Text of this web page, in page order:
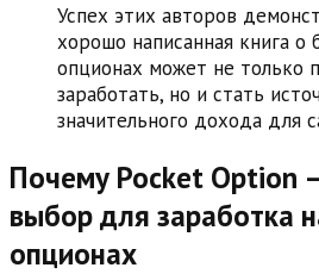
Успех этих авторов
хорошо написанная книга о
опционах может не только
заработать, но и стать
значительного дохода для
Почему Pocket Option
выбор для заработка
опционах